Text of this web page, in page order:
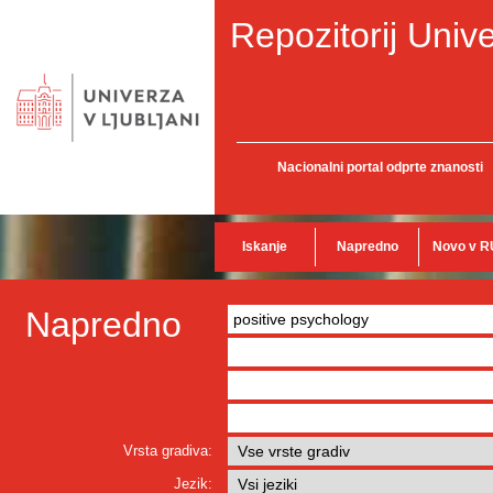
Repozitorij
Nacionalni portal odprte znanosti
Iskanje Napredno Novo v
Napredno
Vrsta gradiva:
Jezik: